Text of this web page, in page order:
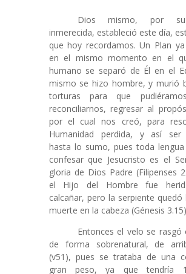
Dios mismo, por su
inmerecida, estableció este día,
que hoy recordamos. Un Plan
en el mismo momento en el
humano se separó de Él en el
mismo se hizo hombre, y murió
torturas para que
reconciliarnos, regresar al
por el cual nos creó, para
Humanidad perdida, y así ser
hasta lo sumo, pues toda
confesar que Jesucristo es el
gloria de Dios Padre (Filipenses
el Hijo del Hombre fue
calcañar, pero la serpiente quedó
muerte en la cabeza (Génesis
Entonces el velo se rasgó
de forma sobrenatural, de
(v51), pues se trataba de una
gran peso, ya que tendría